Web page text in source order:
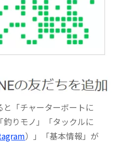
「チャーターボートに
りモノ」「タックルに
）」「基本情報」が